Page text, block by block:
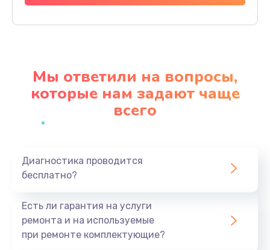
Заказать
Профилактическая чистка
Заказать
Мы ответили на вопросы,
которые нам задают чаще
всего
Диагностика проводится
бесплатно?
Есть ли гарантия на услуги
ремонта и на используемые
при ремонте комплектующие?